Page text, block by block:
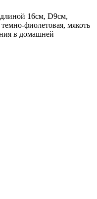
16см, D9см,
фиолетовая, мякоть
в домашней